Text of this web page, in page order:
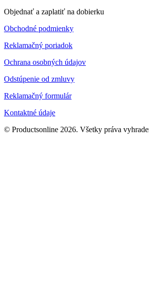
Objednať a zaplatiť na dobierku
Obchodné podmienky
Reklamačný poriadok
Ochrana osobných údajov
Odstúpenie od zmluvy
Reklamačný formulár
Kontaktné údaje
© Productsonline 2026. Všetky práva